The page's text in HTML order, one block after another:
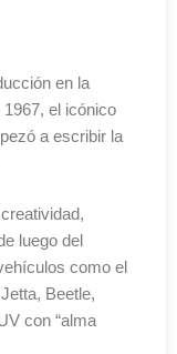
en la
el icónico
a escribir la
luego del
como el
Beetle,
con “alma